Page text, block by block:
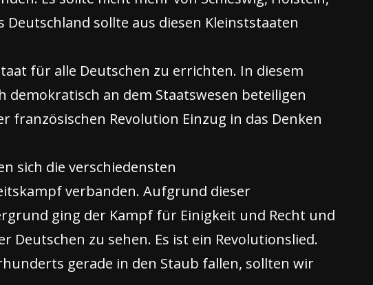
sollte aus diesen Kleinststaaten
für alle Deutschen zu errichten. In diesem
demokratisch an dem Staatswesen beteiligen
französischen Revolution Einzug in das Denken
sich die verschiedensten
verbanden. Aufgrund dieser
ging der Kampf für Einigkeit und Recht und
Deutschen zu sehen. Es ist ein Revolutionslied.
gerade in den Staub fallen, sollten wir